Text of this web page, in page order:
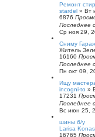
Ремонт
stardel » Вт
6876
Последнее
Ср ноя 29,
Сниму
Житель
16160
Последнее
Пн окт 09,
Ищу
incogni-to »
17231
Последнее
Вс июн 25,
шины б/у
Larisa
16765